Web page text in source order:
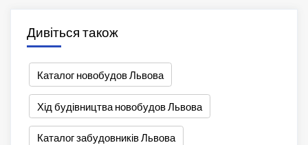
Дивіться також
Каталог новобудов Львова
Хід будівництва новобудов Львова
Каталог забудовників Львова